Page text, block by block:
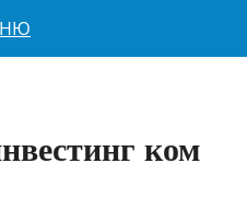
ком